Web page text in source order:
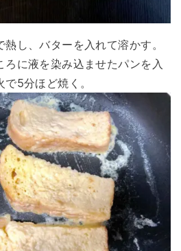
し、バターを入れて溶かす。
ろに液を染み込ませたパンを入
5分ほど焼く。